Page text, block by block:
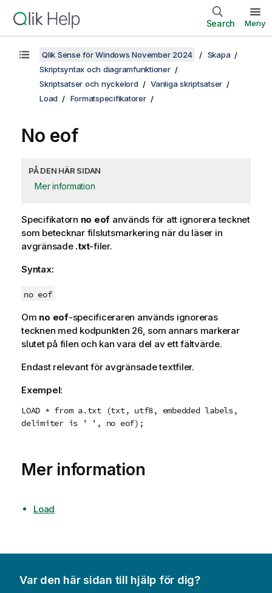
Search Meny
Qlik Sense för Windows November 2024
Skapa
Skriptsyntax och diagramfunktioner
Skriptsatser och nyckelord
Vanliga skriptsatser
Load
Formatspecifikatorer
No eof
PÅ DEN HÄR SIDAN
Mer information
Specifikatorn no eof används för att ignorera tecknet
som betecknar filslutsmarkering när du läser in
avgränsade .txt-filer.
Syntax:
no eof
Om no eof-specificeraren används ignoreras
tecknen med kodpunkten 26, som annars markerar
slutet på filen och kan vara del av ett fältvärde.
Endast relevant för avgränsade textfiler.
Exempel:
LOAD * from a.txt (txt, utf8, embedded labels,
delimiter is ' ', no eof);
Mer information
Load
Var den här sidan till hjälp för dig?